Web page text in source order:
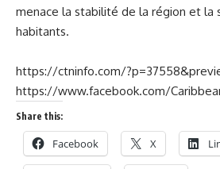
menace la stabilité de la région et la
habitants.
https://ctninfo.com/
https://www.facebook.com/
Share this:
Facebook X